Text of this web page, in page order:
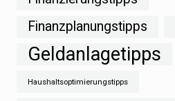
Finanzplanungstipps
Geldanlagetipps
Haushaltsoptimierungstipps